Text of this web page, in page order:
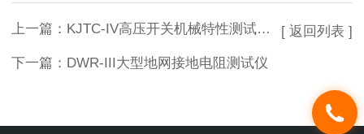
上一篇： KJTC-IV高压开关机械特性测试仪 逆变电源开关电源设计基本常识
下一篇： DWR-III大型地网接地电阻测试仪
[ 返回列表 ]